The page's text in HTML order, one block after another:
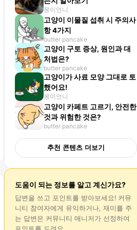
몽이언니
고양이 이물질 섭취 시 주의사
항 4가지
butter pancake
고양이 구토 증상, 원인과 대
처법은?
butter pancake
고양이가 사료 모양 그대로 토
했어요!
몽이언니
고양이 카페트 고르기, 안전한
것과 위험한 것은?
butter pancake
추천 콘텐츠 더보기
도움이 되는 정보를 알고 계신가요?
답변 을 쓰고 포인트를 받아보세요! 커뮤
니티 참여자에게 유익하거나, 재미를 주
는 답변 은 커뮤니티 매니저가 선정하여